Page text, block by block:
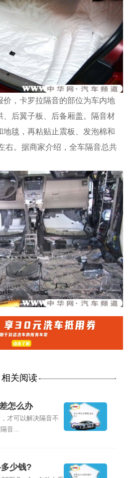
价，卡罗拉隔音的部位为车内地
、后翼子板、后备厢盖。隔音材
毯，再粘贴止震板、发泡棉和
右。据商家介绍，全车隔音总共
相关阅读
怎么办
才可以解决隔音不
音...
少钱?